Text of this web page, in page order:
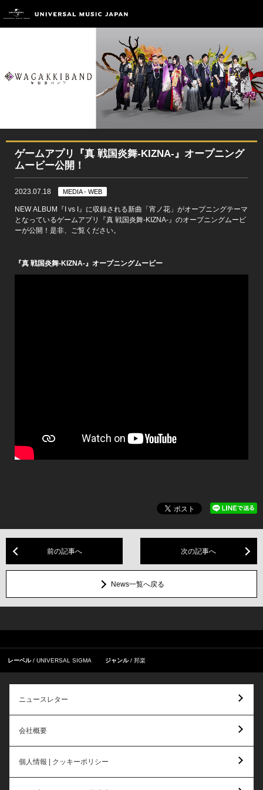
ゲームアプリ『真 戦国炎舞-KIZNA-』オープニング
ムービー公開！
2023.07.18 MEDIA - WEB
NEW ALBUM『I vs I』に収録される新曲「宵ノ花」がオープニングテーマ
となっているゲームアプリ『真 戦国炎舞-KIZNA-』のオープニングムービ
ーが公開！是非、ご覧ください。
『真 戦国炎舞-KIZNA-』オープニングムービー
前の記事へ 次の記事へ
News一覧へ戻る
レーベル UNIVERSAL SIGMA ジャンル 邦楽
ニュースレター
会社概要
個人情報 | クッキーポリシー